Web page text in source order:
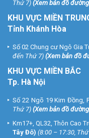
Thứ 7) (Xem bản đồ
KHU VỰC MIỀN
Tỉnh Khánh Hòa
Số 02 Chung cư Ngô Gia
đến Thứ 7) (Xem bản đồ
KHU VỰC MIỀN BẮC
Tp. Hà Nội
Số 22 Ngõ 19 Kim Đồng,
Thứ 7) (Xem bản đồ
Km17+, QL32, Thôn Cao
Tây Đô) (8:00 – 17:30,